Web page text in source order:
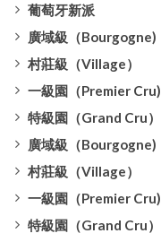
葡萄牙新派
廣域級（Bourgogne)
村莊級（Village）
一級園（Premier Cru)
特級園（Grand Cru）
廣域級（Bourgogne)
村莊級（Village）
一級園（Premier Cru)
特級園（Grand Cru）